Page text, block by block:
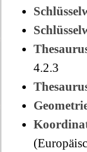
4.2.3